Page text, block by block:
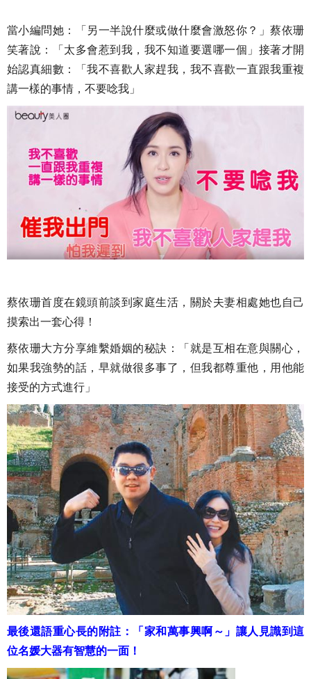
當小編問她：「另一半說什麼或做什麼會激怒你？」蔡依珊
笑著說：「太多會惹到我，我不知道要選哪一個」接著才開
始認真細數：「我不喜歡人家趕我，我不喜歡一直跟我重複
講一樣的事情，不要唸我」
蔡依珊首度在鏡頭前談到家庭生活，關於夫妻相處她也自己
摸索出一套心得！
蔡依珊大方分享維繫婚姻的秘訣：「就是互相在意與關心，
如果我強勢的話，早就做很多事了，但我都尊重他，用他能
接受的方式進行」
最後還語重心長的附註：「家和萬事興啊～」讓人見識到這
位名媛大器有智慧的一面！